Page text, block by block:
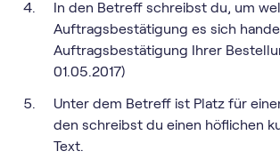
In den Betreff schreibst du, um
Auftragsbestätigung es sich
Auftragsbestätigung Ihrer
01.05.2017)
Unter dem Betreff ist Platz für
den schreibst du einen höflichen
Text.